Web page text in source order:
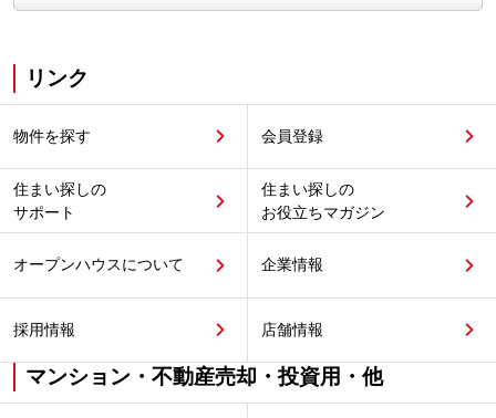
リンク
物件を探す 会員登録
住まい探しの
サポート
住まい探しの
お役立ちマガジン
オープンハウスについて 企業情報
採用情報 店舗情報
マンション・不動産売却・投資用・他